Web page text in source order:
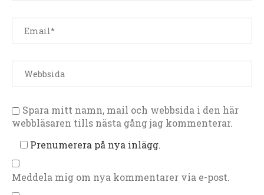
Spara mitt namn, mail och webbsida i den här
webbläsaren tills nästa gång jag kommenterar.
Prenumerera på nya inlägg.
Meddela mig om nya kommentarer via e-post.